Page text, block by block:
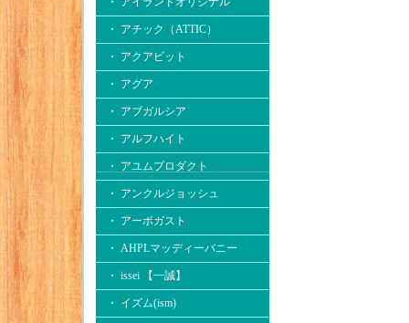
・ アチック（ATTIC）
・ アクアビット
・ アグア
・ アブガルシア
・ アルフハイト
・ アユムプロダクト
・ アンクルジョッシュ
・ アーボガスト
・ AHPLマッディーバニー
・ issei 【一誠】
・ イズム(ism)